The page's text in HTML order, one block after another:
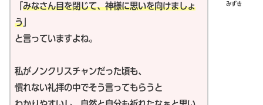
みずき
みなさん目を閉じて、神様に思いを向けましょ
う
と言っていますよね。
私がノンクリスチャンだった頃も、
慣れない礼拝の中でそう言ってもらうと